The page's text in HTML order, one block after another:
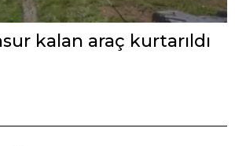
kalan araç kurtarıldı